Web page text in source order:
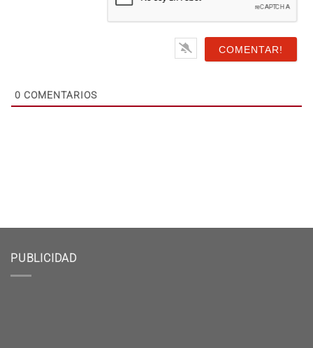
0 COMENTARIOS
PUBLICIDAD